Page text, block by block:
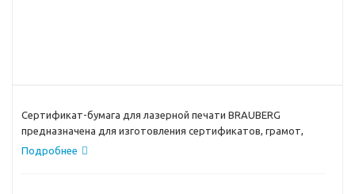
Сертификат-бумага для лазерной печати BRAUBERG
предназначена для изготовления сертификатов, грамот,
дипломов, памятных и других важных документов. Идеальна
Подробнее